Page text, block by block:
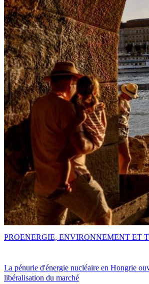
La pénurie d'énergie nucléaire en Hongrie
libéralisation du marché
PROENERGIE, ENVIRONNEMENT ET